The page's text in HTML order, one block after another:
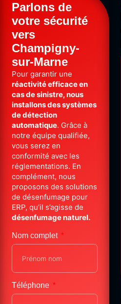
Parlons de
votre sécurité
vers
Champigny-
sur-Marne
Pour garantir une
réactivité efficace en
cas de sinistre, nous
installons des systèmes
de détection
automatique. Grâce à
notre équipe qualifiée,
vous serez en
conformité avec les
réglementations. En
complément, nous
proposons des solutions
de désenfumage pour
ERP, qu’il s’agisse de
désenfumage naturel.
Nom complet
Téléphone